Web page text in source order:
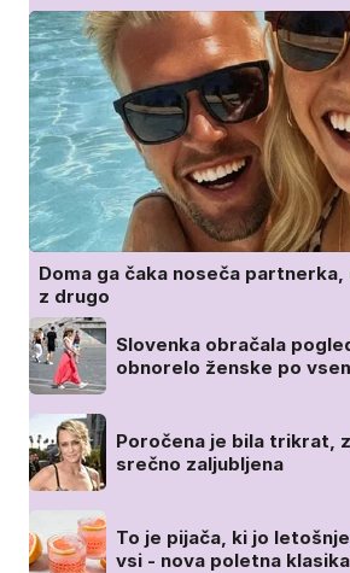
Doma ga čaka noseča
z drugo
Slovenka obračala
obnorelo ženske po
Poročena je bila trikrat,
srečno zaljubljena
To je pijača, ki jo
vsi - nova poletna klasika